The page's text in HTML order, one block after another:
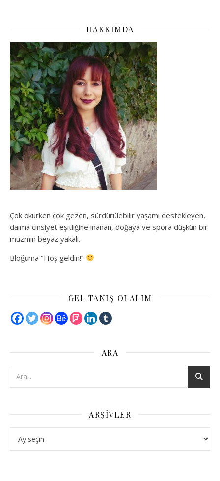
HAKKIMDA
Çok okurken çok gezen, sürdürülebilir yaşamı destekleyen,
daima cinsiyet eşitliğine inanan, doğaya ve spora düşkün bir
müzmin beyaz yakalı.
Bloğuma ‘’Hoş geldin!’’
GEL TANIŞ OLALIM
ARA
ARŞIVLER